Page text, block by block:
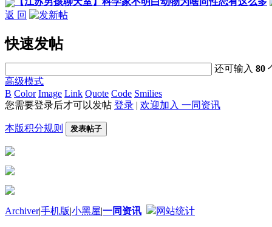
返 回
快速发帖
还可输入80
高级模式
B Color Image Link Quote Code Smilies
您需要登录后才可以发帖 登录 | 欢迎加入 一同资讯
本版积分规则 发表帖子
Archiver|手机版|小黑屋|一同资讯 网站统计